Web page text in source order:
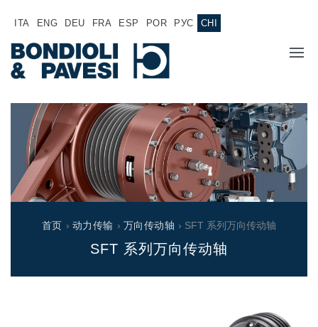
ITA ENG DEU FRA ESP POR РУС CHI
主页
产品
应用
动力传输
万向传动轴
齿轮变速箱
平行轴齿轮变速箱
特殊应用齿轮变速箱
首页 › 动力传输 › 万向传动轴 › SFT 系列万向传动轴
SFT 系列万向传动轴